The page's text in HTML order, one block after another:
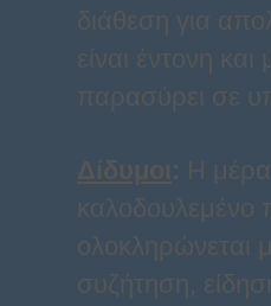
διάθεση για
είναι έντονη
παρασύρει σε
Δίδυμοι: Η μέρα
καλοδουλεμένο
ολοκληρώνεται
συζήτηση,